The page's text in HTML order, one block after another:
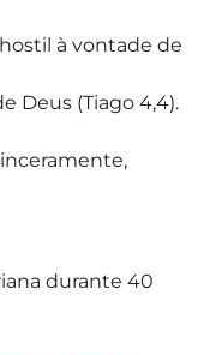
à vontade de
Deus (Tiago 4,4).
durante 40